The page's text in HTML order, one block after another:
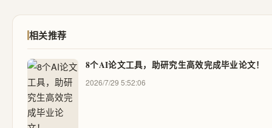
相关推荐
8个AI论文工具，助研究生高效完成毕业论文！
2026/7/29 5:52:06